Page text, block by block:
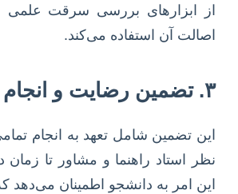
از ابزارهای بررسی سرقت علمی
اصالت آن استفاده می‌کند.
۳. تضمین رضایت و انجام اصلاحات
این تضمین شامل تعهد به انجام
نظر استاد راهنما و مشاور تا
این امر به دانشجو اطمینان می‌دهد